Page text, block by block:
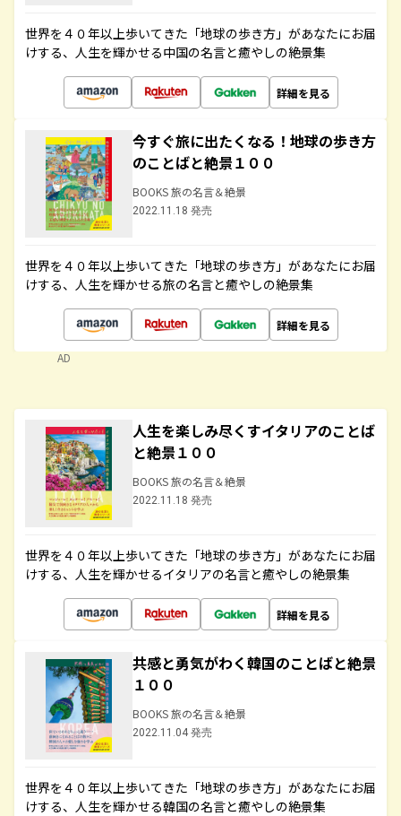
世界を４０年以上歩いてきた「地球の歩き方」があなたにお届
けする、人生を輝かせる中国の名言と癒やしの絶景集
詳細を見る
今すぐ旅に出たくなる！地球の歩き方
のことばと絶景１００
BOOKS 旅の名言＆絶景
2022.11.18 発売
世界を４０年以上歩いてきた「地球の歩き方」があなたにお届
けする、人生を輝かせる旅の名言と癒やしの絶景集
詳細を見る
AD
人生を楽しみ尽くすイタリアのことば
と絶景１００
BOOKS 旅の名言＆絶景
2022.11.18 発売
世界を４０年以上歩いてきた「地球の歩き方」があなたにお届
けする、人生を輝かせるイタリアの名言と癒やしの絶景集
詳細を見る
共感と勇気がわく韓国のことばと絶景
１００
BOOKS 旅の名言＆絶景
2022.11.04 発売
世界を４０年以上歩いてきた「地球の歩き方」があなたにお届
けする、人生を輝かせる韓国の名言と癒やしの絶景集